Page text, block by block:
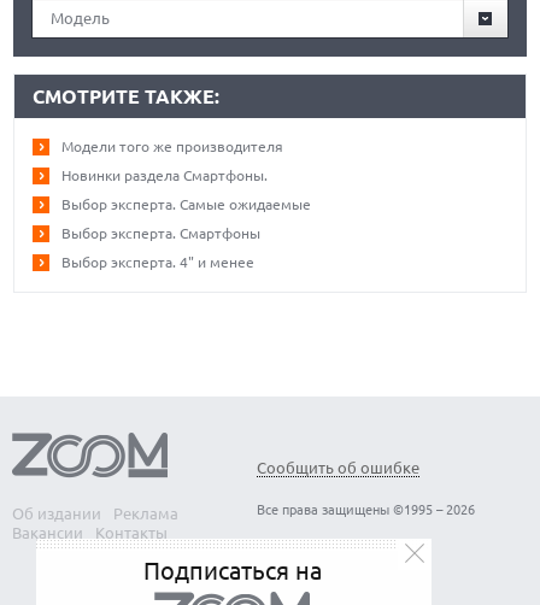
Модель
СМОТРИТЕ ТАКЖЕ:
Модели того же производителя
Новинки раздела Смартфоны.
Выбор эксперта. Самые ожидаемые
Выбор эксперта. Смартфоны
Выбор эксперта. 4" и менее
Об издании
Реклама
Вакансии
Контакты
Сообщить об ошибке
Все права защищены ©1995 – 2026
Подписаться на